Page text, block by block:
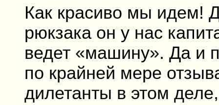
Как красиво мы идем!
рюкзака он у нас
ведет «машину». Да и
по крайней мере
дилетанты в этом